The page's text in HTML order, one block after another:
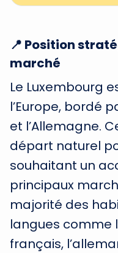
📍 Position
marché
Le Luxembourg
l’Europe, bordé
et l’Allemagne.
départ naturel
souhaitant un
principaux
majorité des
langues comme
français,